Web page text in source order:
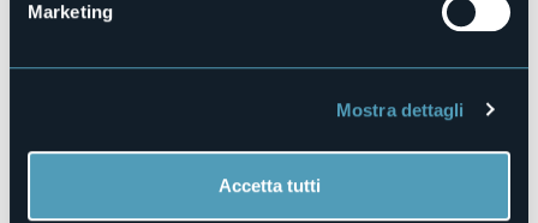
Marketing
Mostra dettagli
Accetta tutti
28868 - Varzo (VB)